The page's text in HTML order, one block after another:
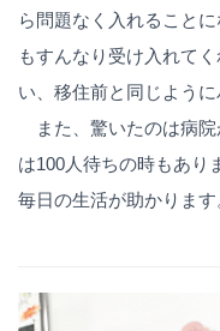
ら問題なく入れること
もすんなり受け入れて
い、移住前と同じよう
また、驚いたのは病院
は100人待ちの時もあり
毎日の生活が助かります